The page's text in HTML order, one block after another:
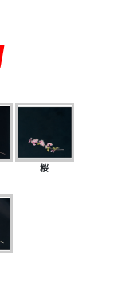
桜